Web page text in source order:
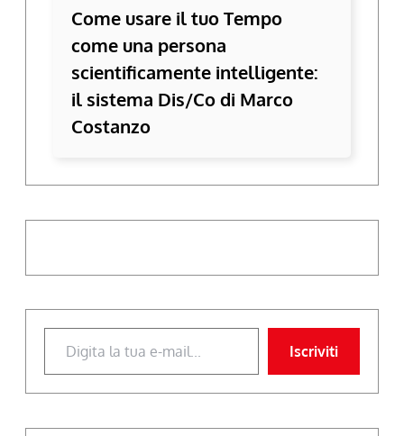
Come usare il tuo Tempo
come una persona
scientificamente intelligente:
il sistema Dis/Co di Marco
Costanzo
Digita la tua e-mail...
Iscriviti